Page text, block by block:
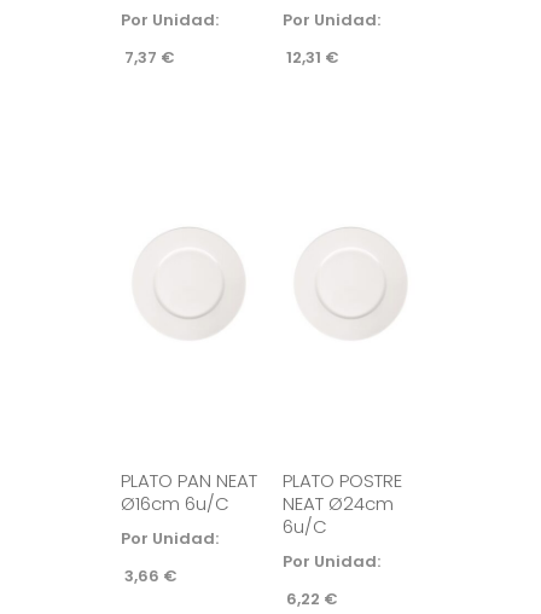
Por Unidad:
7,37 €
Por Unidad:
12,31 €
PLATO PAN NEAT
Ø16cm 6u/c
Por Unidad:
3,66 €
PLATO POSTRE
NEAT Ø24cm
6u/c
Por Unidad:
6,22 €